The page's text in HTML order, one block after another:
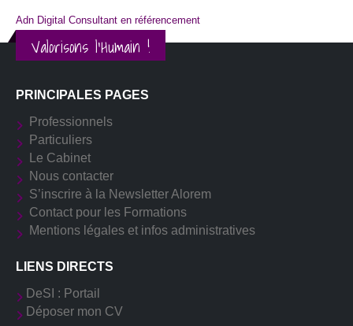
Adn Digital Consultant en référencement
Valorisons l'Humain !
PRINCIPALES PAGES
Professionnels
Particuliers
Le Cabinet
Nous contacter
S’inscrire à la Newsletter Alorem
Contact pour les Formations
Mentions légales et infos administratives
LIENS DIRECTS
DeSI : Portail
Déposer mon CV